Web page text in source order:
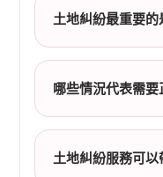
土地糾紛最重要的
哪些情況代表需要
土地糾紛服務可以